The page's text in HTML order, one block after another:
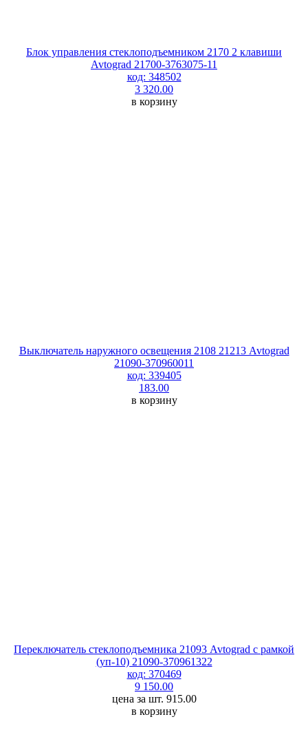
Блок управления стеклоподъемником 2170 2 клавиши
Avtograd 21700-3763075-11
код: 348502
3 320.00
в корзину
Выключатель наружного освещения 2108 21213 Avtograd
21090-370960011
код: 339405
183.00
в корзину
Переключатель стеклоподъемника 21093 Avtograd с рамкой
(уп-10) 21090-370961322
код: 370469
9 150.00
цена за шт. 915.00
в корзину